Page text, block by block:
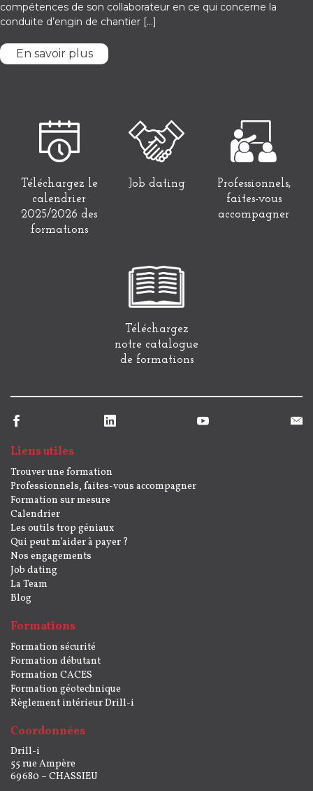
compétences de son collaborateur en ce qui concerne la
conduite d’engin de chantier […]
En savoir plus
Téléchargez le
calendrier
2025/2026 des
formations
Job dating
Professionnels,
faites-vous
accompagner
Téléchargez
notre catalogue
de formations
Liens utiles
Trouver une formation
Professionnels, faites-vous accompagner
Formation sur mesure
Calendrier
Les outils trop géniaux
Qui peut m’aider à payer ?
Nos engagements
Job dating
La Team
Blog
Formations
Formation sécurité
Formation débutant
Formation CACES
Formation géotechnique
Règlement intérieur Drill-i
Coordonnées
Drill-i
55 rue Ampère
69680 – CHASSIEU